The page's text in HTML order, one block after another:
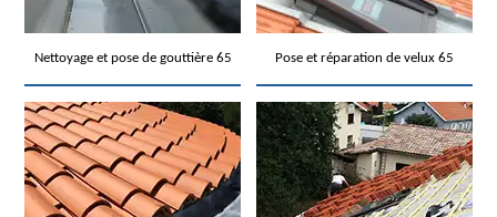
Nettoyage et pose de gouttière 65 Pose et réparation de velux 65